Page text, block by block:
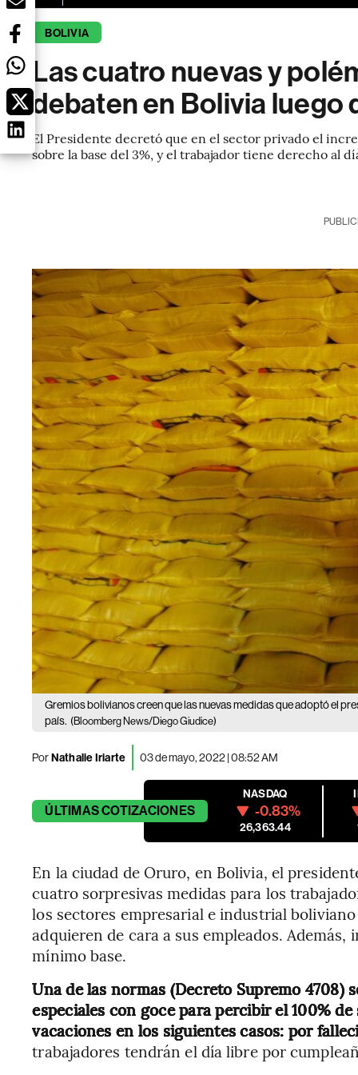
BOLIVIA
Las cuatro nuevas y
debaten en Bolivia luego
El Presidente decretó que en el sector privado el
sobre la base del 3%, y el trabajador tiene derecho al
Gremios bolivianos creen que las nuevas medidas que adoptó el
país. (Bloomberg News/Diego Giudice)
PorNathalie Iriarte 03 de mayo, 2022 | 08:52 AM
ÚLTIMASCOTIZACIONES
NASDAQ
-0.83%
26,363.44
En la ciudad de Oruro, en Bolivia, el
cuatro sorpresivas medidas para los
los sectores empresarial e industrial
adquieren de cara a sus empleados.
mínimo base.
Una de las normas (Decreto Supremo 4708)
especiales con goce para percibir el 100%
vacaciones en los siguientes casos: por
trabajadores tendrán el día libre por